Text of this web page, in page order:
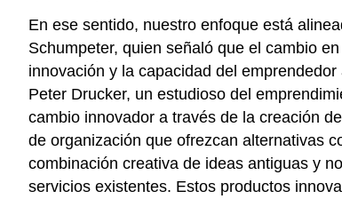
En ese sentido, nuestro enfoque está
Schumpeter, quien señaló que el cambio
innovación y la capacidad del
Peter Drucker, un estudioso del
cambio innovador a través de la creación
de organización que ofrezcan alternativas
combinación creativa de ideas antiguas y
servicios existentes. Estos productos